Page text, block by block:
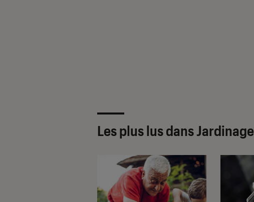
Les plus lus dans Jardinage